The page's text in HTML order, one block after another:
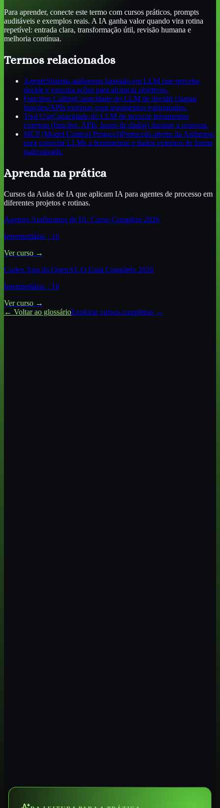
Para aprender, conecte este termo com cursos práticos, prompts
auditáveis e exemplos reais. A IA ganha valor quando vira rotina
repetível: entrada clara, transformação útil, revisão humana e
melhoria contínua.
Termos relacionados
AgenteSistema autônomo baseado em LLM que percebe,
decide e executa ações para alcançar objetivos.
Function CallingCapacidade do LLM de decidir chamar
funções/APIs externas com argumentos estruturados.
Tool UseCapacidade do LLM de invocar ferramentas
externas (funções, APIs, bases de dados) durante a resposta.
MCP (Model Context Protocol)Protocolo aberto da Anthropic
para conectar LLMs a ferramentas e dados externos de forma
padronizada.
Aprenda na prática
Cursos da Aulas de IA que aplicam IA para agentes de processo em
diferentes projetos e rotinas.
Agentes Autônomos de IA: Curso Completo 2026
Intermediário · 1h
Ver curso →
Codex App da OpenAI: O Guia Completo 2026
Intermediário · 1h
Ver curso →
← Voltar ao glossárioExplorar cursos completos →